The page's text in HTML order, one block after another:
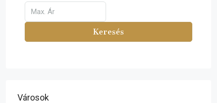
Keresés
Városok